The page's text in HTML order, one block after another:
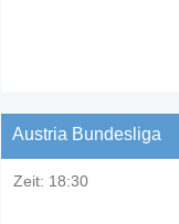
Austria Bundesliga
Zeit: 18:30